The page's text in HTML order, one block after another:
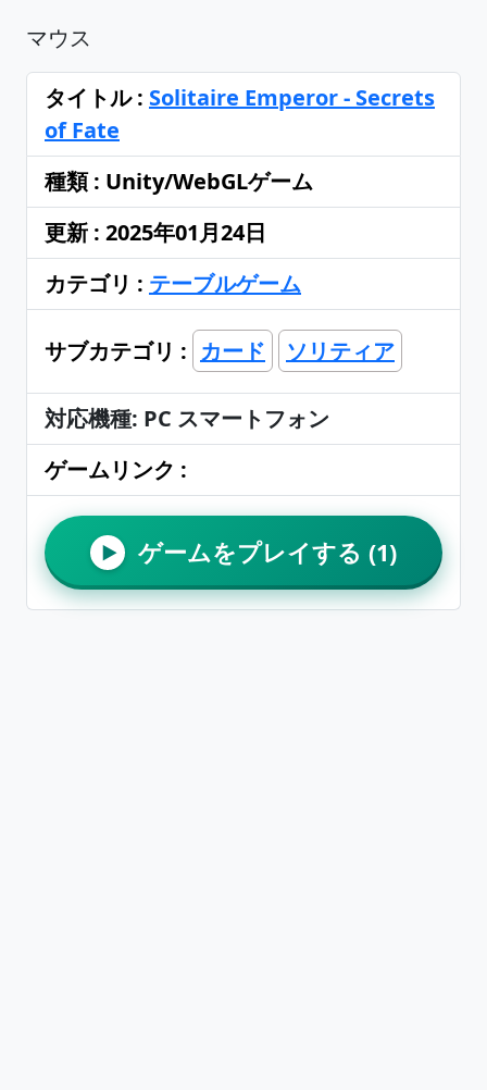
マウス
タイトル : Solitaire Emperor - Secrets
of Fate
種類 : Unity/WebGLゲーム
更新 : 2025年01月24日
カテゴリ : テーブルゲーム
サブカテゴリ : カード ソリティア
対応機種: PC スマートフォン
ゲームリンク :
▶ ゲームをプレイする (1)